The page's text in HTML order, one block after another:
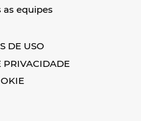
as equipes
DE USO
PRIVACIDADE